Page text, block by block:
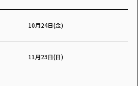
10月24日(金)
11月23日(日)